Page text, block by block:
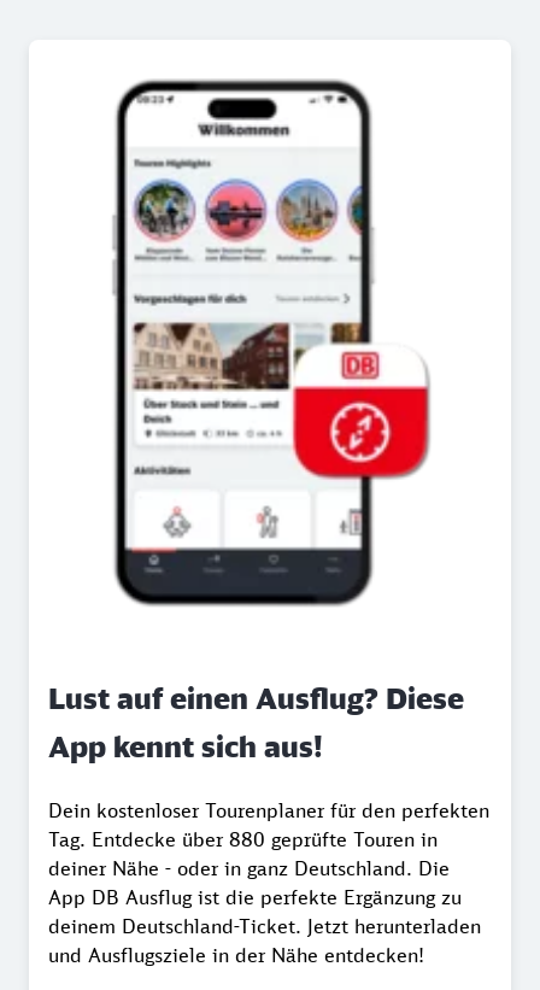
Lust auf einen Ausflug? Diese
App kennt sich aus!
Dein kostenloser Tourenplaner für den perfekten
Tag. Entdecke über 880 geprüfte Touren in
deiner Nähe - oder in ganz Deutschland. Die
App DB Ausflug ist die perfekte Ergänzung zu
deinem Deutschland-Ticket. Jetzt herunterladen
und Ausflugsziele in der Nähe entdecken!